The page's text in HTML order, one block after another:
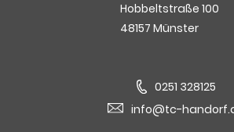
Hobbeltstraße 100
48157 Münster
0251 328125
info@tc-